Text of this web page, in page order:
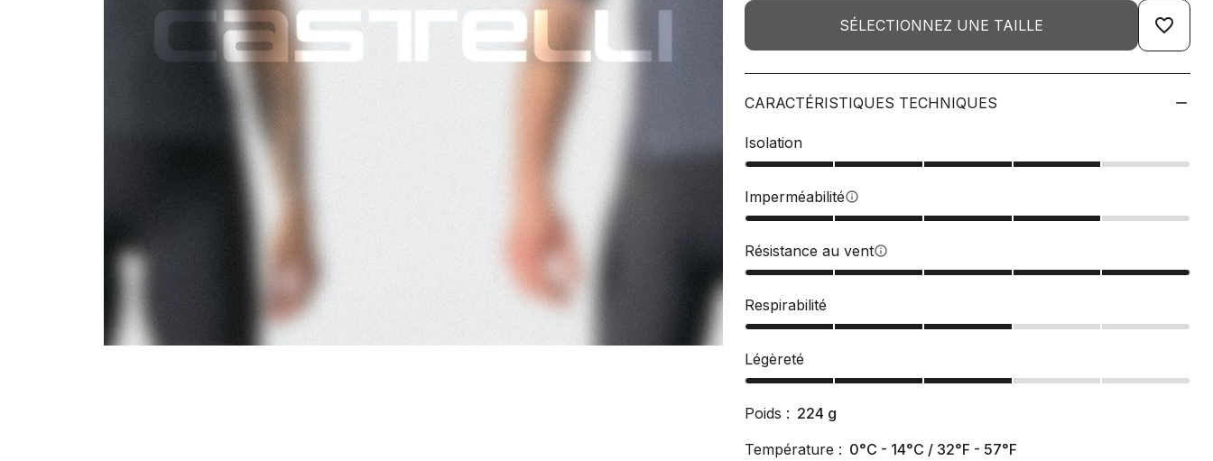
SÉLECTIONNEZ UNE TAILLE favorite_border
CARACTÉRISTIQUES TECHNIQUES
Isolation
Imperméabilitéinfo
Résistance au ventinfo
Respirabilité
Légèreté
Poids : 224 g
Température : 0°C - 14°C / 32°F - 57°F